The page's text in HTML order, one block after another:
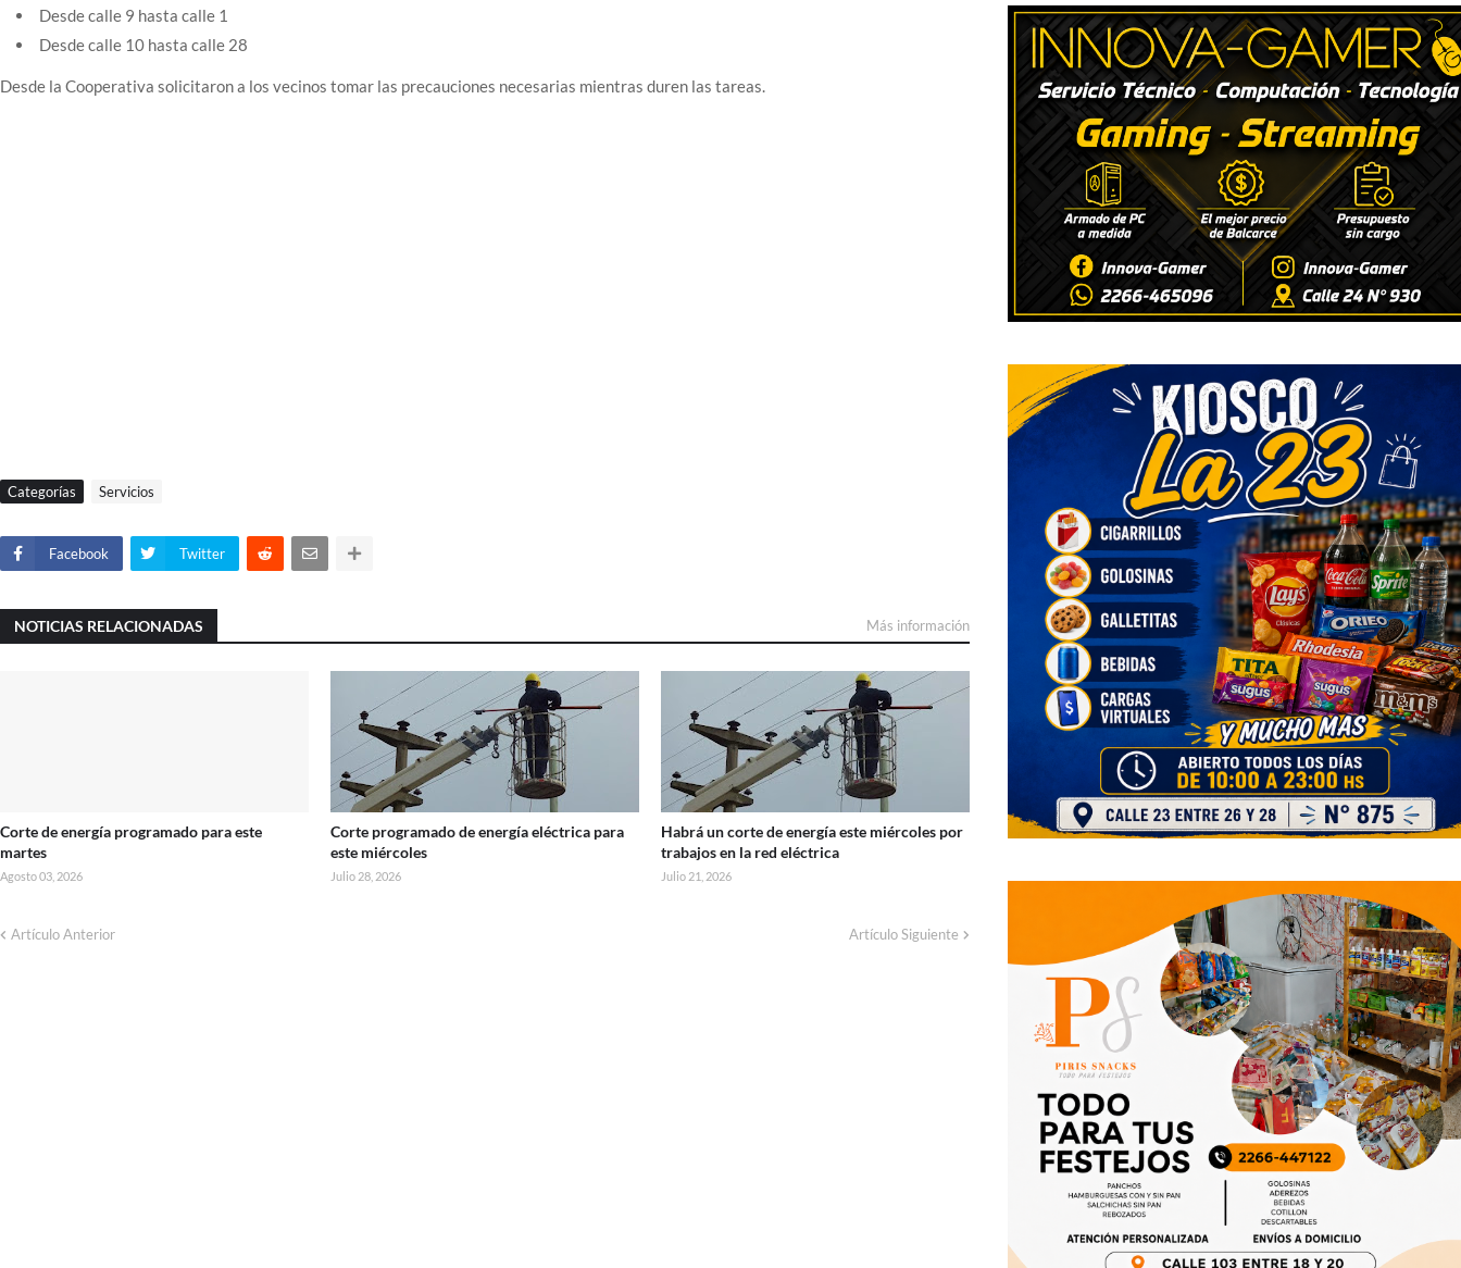
Desde calle 9 hasta calle 1
Desde calle 10 hasta calle 28
Desde la Cooperativa solicitaron a los vecinos tomar las precauciones necesarias mientras duren las tareas.
Categorías Servicios
Facebook Twitter
NOTICIAS RELACIONADAS Más información
Corte de energía programado para este
martes
Agosto 03, 2026
Corte programado de energía eléctrica para
este miércoles
Julio 28, 2026
Habrá un corte de energía este miércoles por
trabajos en la red eléctrica
Julio 21, 2026
Artículo Anterior Artículo Siguiente